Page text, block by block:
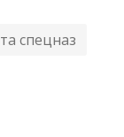
спецназ